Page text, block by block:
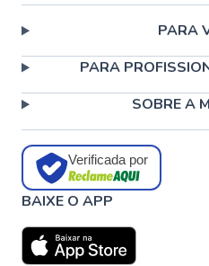
PARA
PARA
SOBRE A
Verificada por
BAIXE O APP